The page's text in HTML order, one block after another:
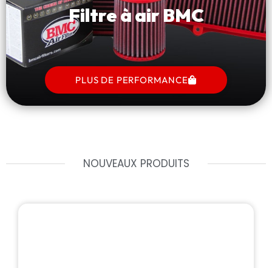
Filtre à air BMC
PLUS DE PERFORMANCE
NOUVEAUX PRODUITS